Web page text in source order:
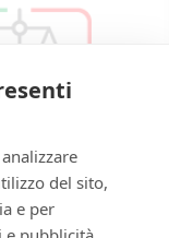
- RE
271150
del sito,
e per